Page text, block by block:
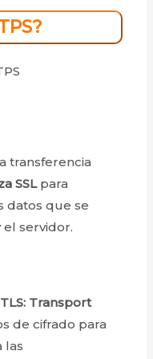
transferencia
SSLpara
datos que se
servidor.
TLS: Transport
de cifrado para
las